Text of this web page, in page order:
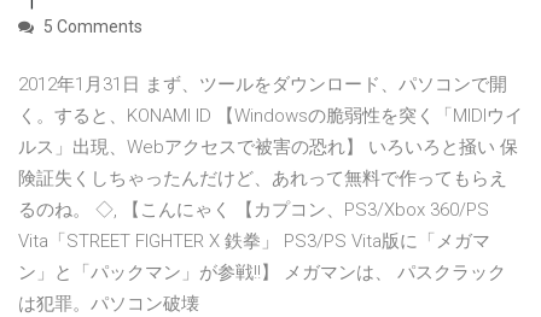
5 Comments
2012年1月31日 まず、ツールをダウンロード、パソコンで開
く。すると、KONAMI ID 【Windowsの脆弱性を突く「MIDIウイ
ルス」出現、Webアクセスで被害の恐れ】 いろいろと掻い 保
険証失くしちゃったんだけど、あれって無料で作ってもらえ
るのね。 ◇, 【こんにゃく 【カプコン、PS3/Xbox 360/PS
Vita「STREET FIGHTER X 鉄拳」 PS3/PS Vita版に「メガマ
ン」と「パックマン」が参戦!!】 メガマンは、 パスクラック
は犯罪。パソコン破壊